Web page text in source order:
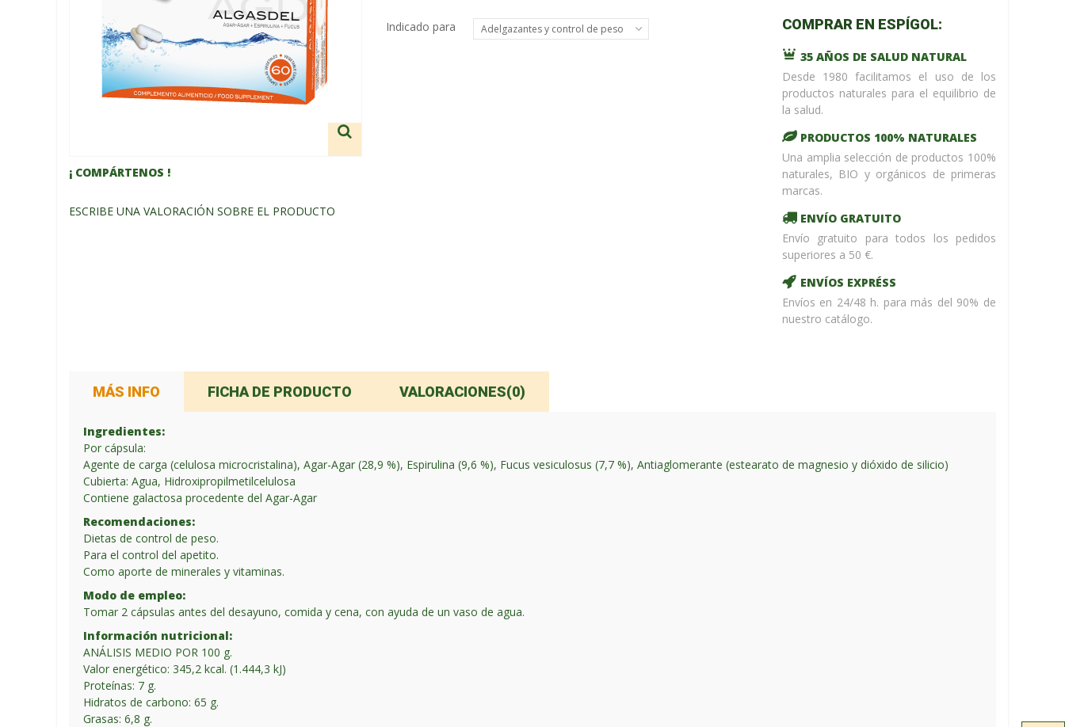
/home/upntonvr/
codeon
line 59
¡ %Dto !
¡ COMPÁRTENOS !
ESCRIBE UNA VALORACIÓN SOBRE EL PRODUCTO
Indicado para Adelgazantes y control de peso COMPRAR EN ESPÍGOL:
35 AÑOS DE SALUD NATURAL
Desde 1980 facilitamos el uso de los
productos naturales para el equilibrio de
la salud.
PRODUCTOS 100% NATURALES
Una amplia selección de productos 100%
naturales, BIO y orgánicos de primeras
marcas.
ENVÍO GRATUITO
Envío gratuito para todos los pedidos
superiores a 50 €.
ENVÍOS EXPRÉSS
Envíos en 24/48 h. para más del 90% de
nuestro catálogo.
MÁS INFO FICHA DE PRODUCTO VALORACIONES(0)
Ingredientes:
Por cápsula:
Agente de carga (celulosa microcristalina), Agar-Agar (28,9 %), Espirulina (9,6 %), Fucus vesiculosus (7,7 %), Antiaglomerante (estearato de magnesio y dióxido de silicio)
Cubierta: Agua, Hidroxipropilmetilcelulosa
Contiene galactosa procedente del Agar-Agar
Recomendaciones:
Dietas de control de peso.
Para el control del apetito.
Como aporte de minerales y vitaminas.
Modo de empleo:
Tomar 2 cápsulas antes del desayuno, comida y cena, con ayuda de un vaso de agua.
Información nutricional:
ANÁLISIS MEDIO POR 100 g.
Valor energético: 345,2 kcal. (1.444,3 kJ)
Proteínas: 7 g.
Hidratos de carbono: 65 g.
Grasas: 6,8 g.